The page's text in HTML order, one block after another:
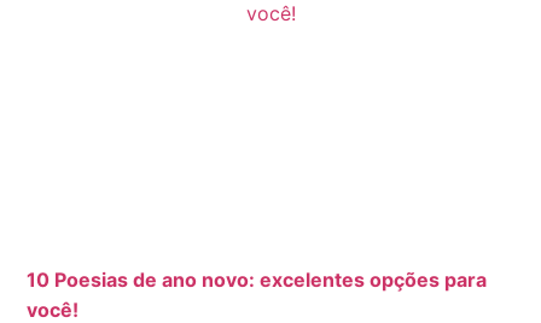
10 Poesias de ano novo: excelentes opções para
você!